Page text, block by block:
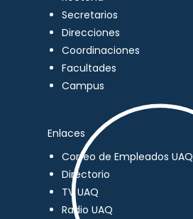
Secretarios
Direcciones
Coordinaciones
Facultades
Campus
Enlaces
Correo de Empleados UAQ
Directorio
TV UAQ
Radio UAQ